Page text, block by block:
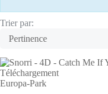
Trier par:
Europa-Park